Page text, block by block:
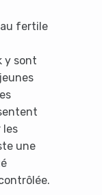
fertile
y sont
les
une